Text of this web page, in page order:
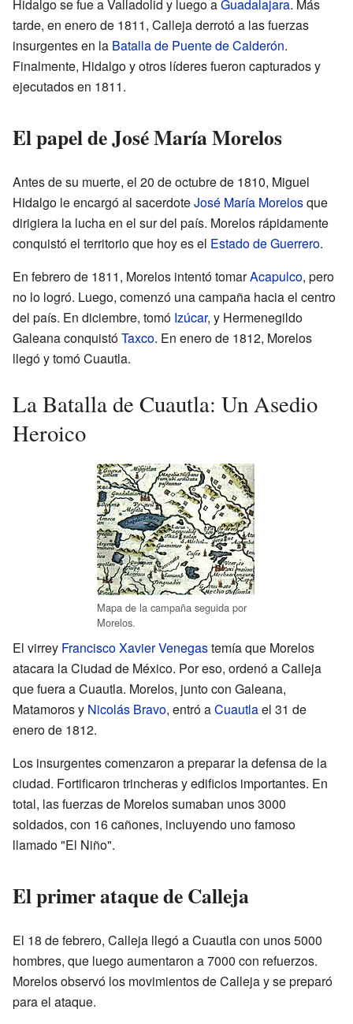
Hidalgo se fue a Valladolid y luego aGuadalajara. Más
tarde, en enero de 1811, Calleja derrotó a las fuerzas
insurgentes en la Batalla de Puente de Calderón.
Finalmente, Hidalgo y otros líderes fueron capturados y
ejecutados en 1811.
El papel de José María Morelos
Antes de su muerte, el 20 de octubre de 1810, Miguel
Hidalgo le encargó al sacerdoteJosé María Morelosque
dirigiera la lucha en el sur del país. Morelos rápidamente
conquistó el territorio que hoy es el Estado de Guerrero.
En febrero de 1811, Morelos intentó tomarAcapulco, pero
no lo logró. Luego, comenzó una campaña hacia el centro
del país. En diciembre, tomó Izúcar, y Hermenegildo
Galeana conquistóTaxco. En enero de 1812, Morelos
llegó y tomó Cuautla.
La Batalla de Cuautla: Un Asedio
Heroico
Mapa de la campaña seguida por
Morelos.
El virrey Francisco Xavier Venegastemía que Morelos
atacara la Ciudad de México. Por eso, ordenó a Calleja
que fuera a Cuautla. Morelos, junto con Galeana,
Matamoros y Nicolás Bravo, entró aCuautlael 31 de
enero de 1812.
Los insurgentes comenzaron a preparar la defensa de la
ciudad. Fortificaron trincheras y edificios importantes. En
total, las fuerzas de Morelos sumaban unos 3000
soldados, con 16 cañones, incluyendo uno famoso
llamado "El Niño".
El primer ataque de Calleja
El 18 de febrero, Calleja llegó a Cuautla con unos 5000
hombres, que luego aumentaron a 7000 con refuerzos.
Morelos observó los movimientos de Calleja y se preparó
para el ataque.